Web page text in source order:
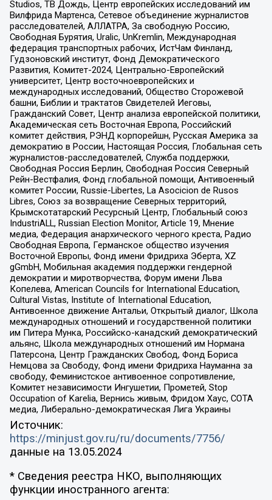
Studios, ТВ Дождь, Центр европейских исследований им
Вилфрида Мартенса, Сетевое объединение журналистов
расследователей, АЛЛАТРА, За свободную Россию,
Свободная Бурятия, Uralic, UnKremlin, Международная
федерация транспортных рабочих, ИстЧам Финланд,
Гудзоновский институт, Фонд Демократического
Развития, Комитет-2024, Центрально-Европейский
университет, Центр восточноевропейских и
международных исследований, Общество Сторожевой
башни, Библии и трактатов Свидетелей Иеговы,
Гражданский Совет, Центр анализа европейской политики,
Академическая сеть Восточная Европа, Российский
комитет действия, РЭНД корпорейшн, Русская Америка за
демократию в России, Настоящая Россия, Глобальная сеть
журналистов-расследователей, Служба поддержки,
Свободная Россия Берлин, Свободная Россия Северный
Рейн-Вестфалия, Фонд глобальной помощи, Антивоенный
комитет России, Russie-Libertes, La Asocicion de Rusos
Libres, Союз за возвращение Северных территорий,
Крымскотатарский Ресурсный Центр, Глобальный союз
IndustriALL, Russian Election Monitor, Article 19, Мнение
медиа, Федерация анархического черного креста, Радио
Свободная Европа, Германское общество изучения
Восточной Европы, Фонд имени Фридриха Эберта, XZ
gGmbH, Мобильная академия поддержки гендерной
демократии и миротворчества, Форум имени Льва
Копелева, American Councils for International Education,
Cultural Vistas, Institute of International Education,
Антивоенное движение Антальи, Открытый диалог, Школа
международных отношений и государственной политики
им Питера Мунка, Российско-канадский демократический
альянс, Школа международных отношений им Нормана
Патерсона, Центр Гражданских Свобод, Фонд Бориса
Немцова за Свободу, Фонд имени Фридриха Науманна за
свободу, Феминистское антивоенное сопротивление,
Комитет независимости Ингушетии, Прометей, Stop
Occupation of Karelia, Вернись живым, Фридом Хаус, СОТА
медиа, Либерально-демократическая Лига Украины
Источник:
https://minjust.gov.ru/ru/documents/7756/
данные на 13.05.2024
* Сведения реестра НКО, выполняющих
функции иностранного агента: